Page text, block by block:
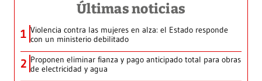
Últimas noticias
1 Violencia contra las mujeres en alza: el Estado responde
con un ministerio debilitado
2 Proponen eliminar fianza y pago anticipado total para obras
de electricidad y agua